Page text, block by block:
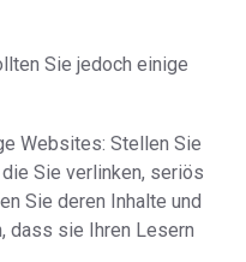
Sie jedoch einige
Websites: Stellen Sie
Sie verlinken, seriös
Sie deren Inhalte und
dass sie Ihren Lesern